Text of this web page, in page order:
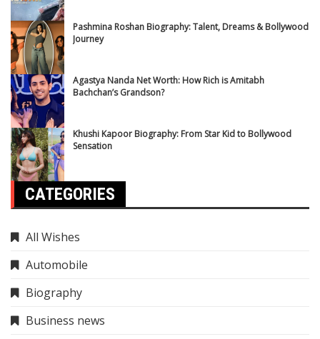
Pashmina Roshan Biography: Talent, Dreams & Bollywood
Journey
Agastya Nanda Net Worth: How Rich is Amitabh
Bachchan’s Grandson?
Khushi Kapoor Biography: From Star Kid to Bollywood
Sensation
CATEGORIES
All Wishes
Automobile
Biography
Business news